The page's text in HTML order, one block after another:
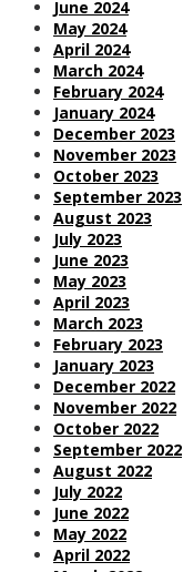
June 2024
May 2024
April 2024
March 2024
February 2024
January 2024
December 2023
November 2023
October 2023
September 2023
August 2023
July 2023
June 2023
May 2023
April 2023
March 2023
February 2023
January 2023
December 2022
November 2022
October 2022
September 2022
August 2022
July 2022
June 2022
May 2022
April 2022